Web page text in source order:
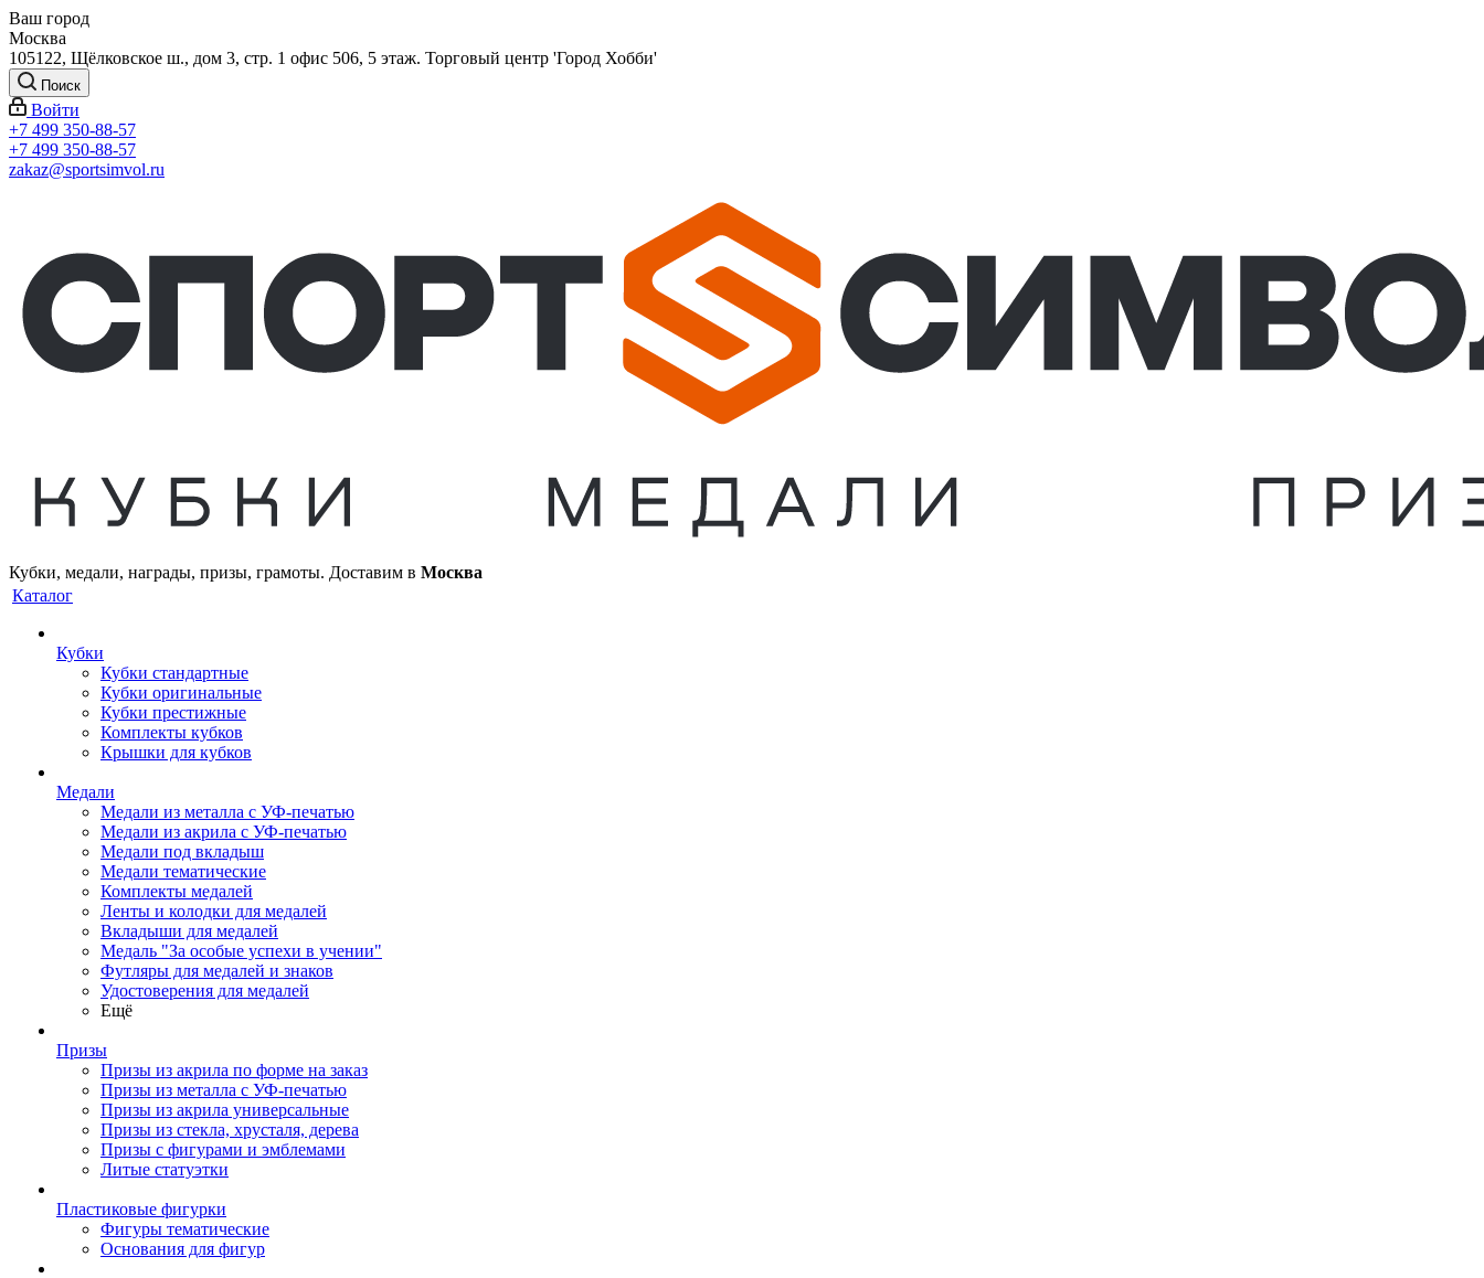
Ваш город
Москва
105122, Щёлковское ш., дом 3, стр. 1 офис 506, 5 этаж. Торговый центр 'Город Хобби'
Поиск
Войти
+7 499 350-88-57
+7 499 350-88-57
zakaz@sportsimvol.ru
Кубки, медали, награды, призы, грамоты. Доставим в Москва
Каталог
Кубки
Кубки стандартные
Кубки оригинальные
Кубки престижные
Комплекты кубков
Крышки для кубков
Медали
Медали из металла с УФ-печатью
Медали из акрила с УФ-печатью
Медали под вкладыш
Медали тематические
Комплекты медалей
Ленты и колодки для медалей
Вкладыши для медалей
Медаль "За особые успехи в учении"
Футляры для медалей и знаков
Удостоверения для медалей
Ещё
Призы
Призы из акрила по форме на заказ
Призы из металла с УФ-печатью
Призы из акрила универсальные
Призы из стекла, хрусталя, дерева
Призы с фигурами и эмблемами
Литые статуэтки
Пластиковые фигурки
Фигуры тематические
Основания для фигур